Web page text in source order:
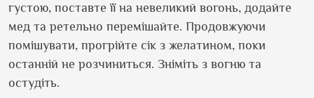
густою, поставте її на невеликий вогонь, додайте
мед та ретельно перемішайте. Продовжуючи
помішувати, прогрійте сік з желатином, поки
останній не розчиниться. Зніміть з вогню та
остудіть.